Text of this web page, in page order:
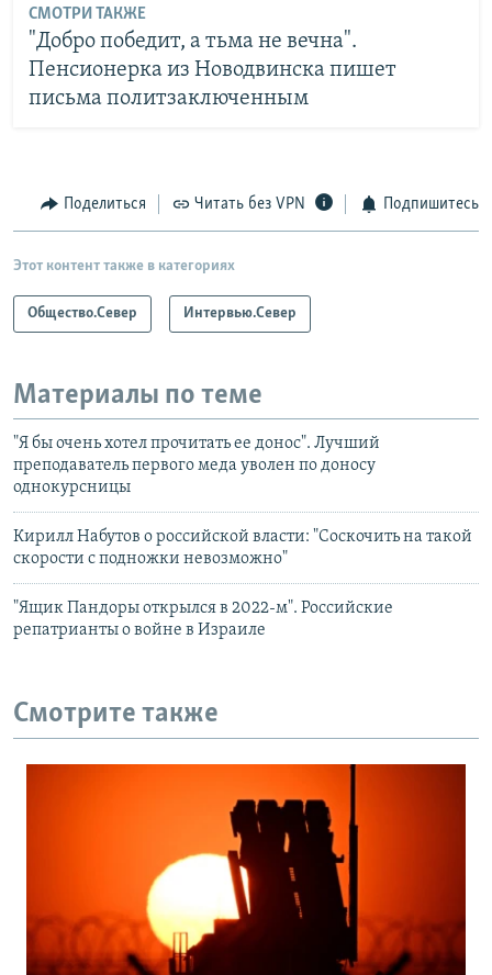
СМОТРИ ТАКЖЕ
"Добро победит, а тьма не вечна".
Пенсионерка из Новодвинска пишет
письма политзаключенным
Поделиться Читать без VPN Подпишитесь
Этот контент также в категориях
Общество.Север Интервью.Север
Материалы по теме
"Я бы очень хотел прочитать ее донос". Лучший
преподаватель первого меда уволен по доносу
однокурсницы
Кирилл Набутов о российской власти: "Соскочить на такой
скорости с подножки невозможно"
"Ящик Пандоры открылся в 2022-м". Российские
репатрианты о войне в Израиле
Смотрите также